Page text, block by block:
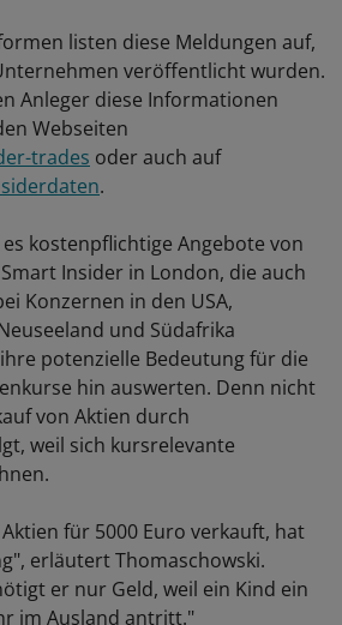
listen diese Meldungen auf,
veröffentlicht wurden.
Anleger diese Informationen
Webseiten
trades oder auch auf
.
kostenpflichtige Angebote von
Insider in London, die auch
Konzernen in den USA,
und Südafrika
potenzielle Bedeutung für die
hin auswerten. Denn nicht
von Aktien durch
weil sich kursrelevante
für 5000 Euro verkauft, hat
erläutert Thomaschowski.
er nur Geld, weil ein Kind ein
im Ausland antritt."